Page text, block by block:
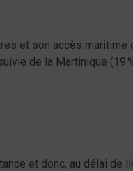
et son accès maritime
de la Martinique (19
et donc, au délai de